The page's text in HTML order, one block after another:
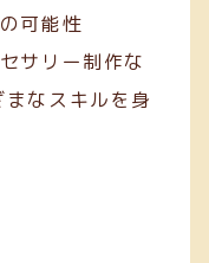
可能性
サリー制作な
なスキルを身